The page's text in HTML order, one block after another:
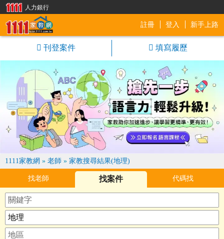
註冊 登入 新手上路
刊登案件 填寫履歷
1111家教網 » 老師 » 家教搜尋結果(地理)
找老師 找案件 代碼找
人力銀行